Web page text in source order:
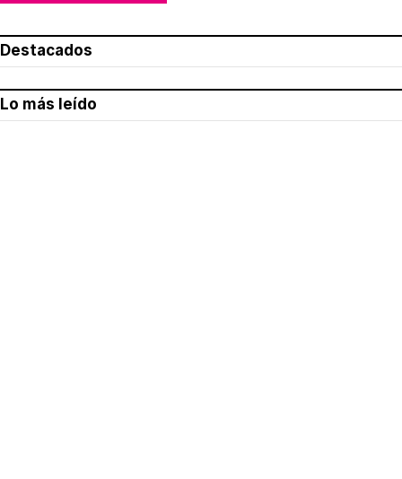
Destacados
Lo más leído